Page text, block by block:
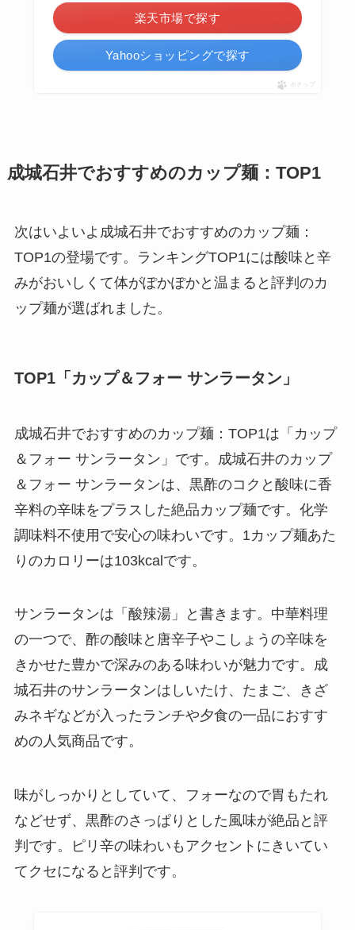
楽天市場で探す
Yahooショッピングで探す
ポチップ
成城石井でおすすめのカップ麺：TOP1
次はいよいよ成城石井でおすすめのカップ麺：
TOP1の登場です。ランキングTOP1には酸味と辛
みがおいしくて体がぽかぽかと温まると評判のカ
ップ麺が選ばれました。
TOP1「カップ＆フォー サンラータン」
成城石井でおすすめのカップ麺：TOP1は「カップ
＆フォー サンラータン」です。成城石井のカップ
＆フォー サンラータンは、黒酢のコクと酸味に香
辛料の辛味をプラスした絶品カップ麺です。化学
調味料不使用で安心の味わいです。1カップ麺あた
りのカロリーは103kcalです。
サンラータンは「酸辣湯」と書きます。中華料理
の一つで、酢の酸味と唐辛子やこしょうの辛味を
きかせた豊かで深みのある味わいが魅力です。成
城石井のサンラータンはしいたけ、たまご、きざ
みネギなどが入ったランチや夕食の一品におすす
めの人気商品です。
味がしっかりとしていて、フォーなので胃もたれ
などせず、黒酢のさっぱりとした風味が絶品と評
判です。ピリ辛の味わいもアクセントにきいてい
てクセになると評判です。